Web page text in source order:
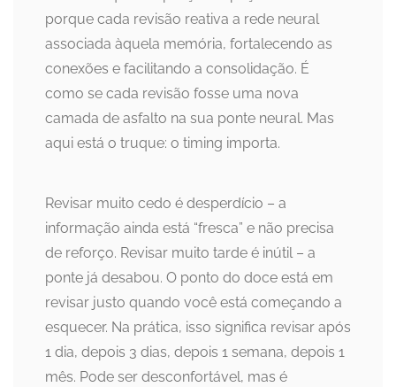
porque cada revisão reativa a rede neural
associada àquela memória, fortalecendo as
conexões e facilitando a consolidação. É
como se cada revisão fosse uma nova
camada de asfalto na sua ponte neural. Mas
aqui está o truque: o timing importa.
Revisar muito cedo é desperdício – a
informação ainda está “fresca” e não precisa
de reforço. Revisar muito tarde é inútil – a
ponte já desabou. O ponto do doce está em
revisar justo quando você está começando a
esquecer. Na prática, isso significa revisar após
1 dia, depois 3 dias, depois 1 semana, depois 1
mês. Pode ser desconfortável, mas é